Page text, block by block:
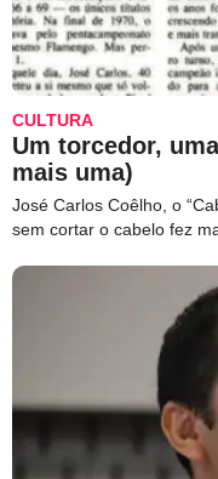
CULTURA
Um torcedor,
mais uma)
José Carlos Coêlho, o
sem cortar o cabelo fez